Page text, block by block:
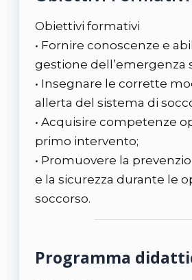
Obiettivi formativi
• Fornire conoscenze e
gestione dell’emergenza
• Insegnare le corrette
allerta del sistema di
• Acquisire competenze
primo intervento;
• Promuovere la
e la sicurezza durante le
soccorso.
Programma